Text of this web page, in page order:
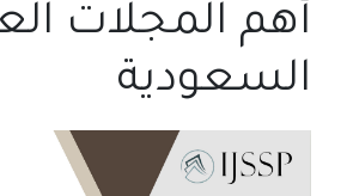
أهم المجلات
السعودية